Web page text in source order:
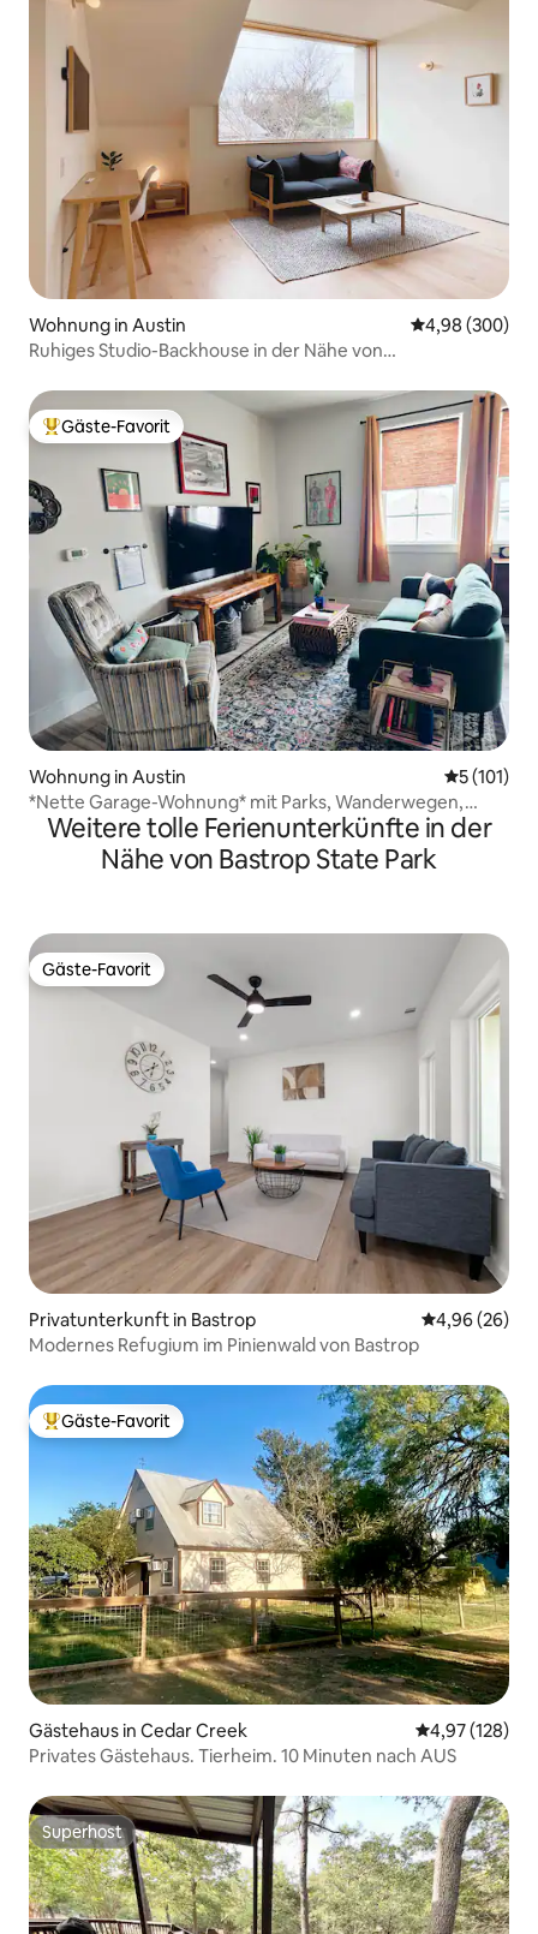
Wohnung in Austin
4,98 (300)
Ruhiges Studio-Backhouse in der Nähe von
Beliebter Gäste-Favorit.
Gäste-Favorit
Wohnung in Austin
5 (101)
*Nette Garage-Wohnung* mit Parks, Wanderwegen,
Foodtrucks und Spaß
Weitere tolle Ferienunterkünfte in der
Nähe von Bastrop State Park
Gäste-Favorit
Gäste-Favorit
Privatunterkunft in Bastrop
4,96 (26)
Modernes Refugium im Pinienwald von Bastrop
Beliebter Gäste-Favorit.
Gäste-Favorit
Gästehaus in Cedar Creek
4,97 (128)
Privates Gästehaus. Tierheim. 10 Minuten nach AUS
Superhost
Superhost